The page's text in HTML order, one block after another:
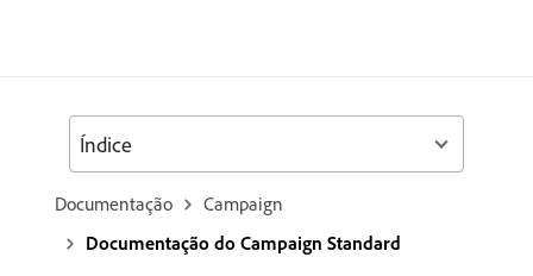
Documentação
Campaign
Documentação do Campaign Standard
Índice